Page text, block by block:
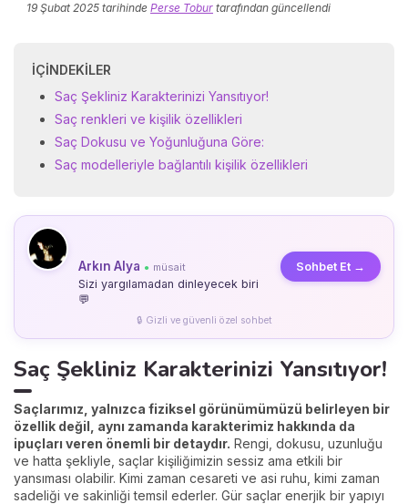
19 Şubat 2025 tarihinde Perse Tobur tarafından güncellendi
İÇINDEKILER
Saç Şekliniz Karakterinizi Yansıtıyor!
Saç renkleri ve kişilik özellikleri
Saç Dokusu ve Yoğunluğuna Göre:
Saç modelleriyle bağlantılı kişilik özellikleri
Arkın Alya ● müsait
Sizi yargılamadan dinleyecek biri
💬
Sohbet Et →
🔒 Gizli ve güvenli özel sohbet
Saç Şekliniz Karakterinizi Yansıtıyor!
Saçlarımız, yalnızca fiziksel görünümümüzü belirleyen bir
özellik değil, aynı zamanda karakterimiz hakkında da
ipuçları veren önemli bir detaydır. Rengi, dokusu, uzunluğu
ve hatta şekliyle, saçlar kişiliğimizin sessiz ama etkili bir
yansıması olabilir. Kimi zaman cesareti ve asi ruhu, kimi zaman
sadeliği ve sakinliği temsil ederler. Gür saçlar enerjik bir yapıyı